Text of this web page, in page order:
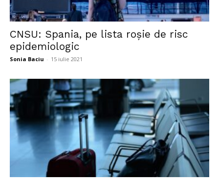
CNSU: Spania, pe lista roșie de risc
epidemiologic
Sonia Baciu - 15 iulie 2021